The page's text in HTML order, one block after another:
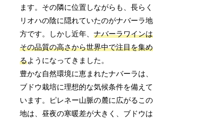
ます。その隣に位置しながらも、長らく
リオハの陰に隠れていたのがナバーラ地
方です。しかし近年、ナバーラワインは
その品質の高さから世界中で注目を集め
るようになってきました。
豊かな自然環境に恵まれたナバーラは、
ブドウ栽培に理想的な気候条件を備えて
います。ピレネー山脈の麓に広がるこの
地は、昼夜の寒暖差が大きく、ブドウは